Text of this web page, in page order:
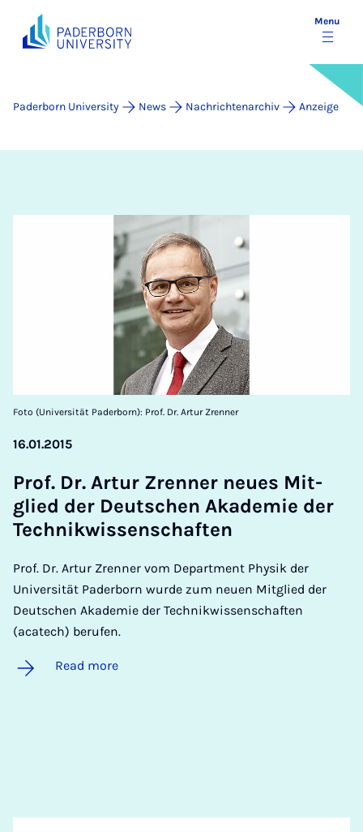
Menu
Paderborn University News Nachrichtenarchiv Anzeige
Foto (Universität Paderborn): Prof. Dr. Artur Zrenner
16.01.2015
Prof. Dr. Ar­tur Zren­ner neues Mit­
glied der Deutschen Akademie der
Tech­nikwis­senschaften
Prof. Dr. Artur Zrenner vom Department Physik der
Universität Paderborn wurde zum neuen Mitglied der
Deutschen Akademie der Technikwissenschaften
(acatech) berufen.
Read more